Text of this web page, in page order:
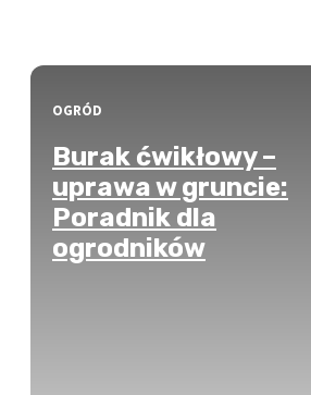
OGRÓD
Burak ćwikłowy –
uprawa w gruncie:
Poradnik dla
ogrodników